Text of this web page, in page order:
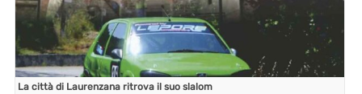
La città di Laurenzana ritrova il suo slalom